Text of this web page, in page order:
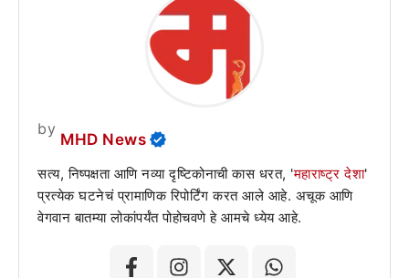
by
MHD News
सत्य, निष्पक्षता आणि नव्या दृष्टिकोनाची कास धरत, 'महाराष्ट्र देशा'
प्रत्येक घटनेचं प्रामाणिक रिपोर्टिंग करत आले आहे. अचूक आणि
वेगवान बातम्या लोकांपर्यंत पोहोचवणे हे आमचे ध्येय आहे.